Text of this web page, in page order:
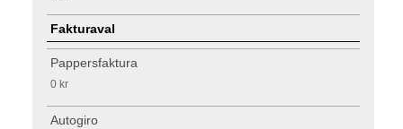
Fakturaval
Pappersfaktura
0 kr
Autogiro